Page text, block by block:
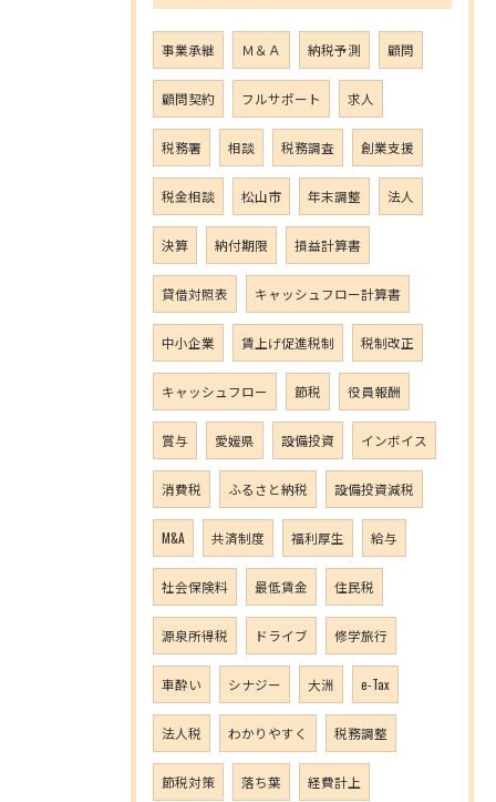
事業承継 Ｍ＆Ａ 納税予測 顧問
顧問契約 フルサポート 求人
税務署 相談 税務調査 創業支援
税金相談 松山市 年末調整 法人
決算 納付期限 損益計算書
貸借対照表 キャッシュフロー計算書
中小企業 賃上げ促進税制 税制改正
キャッシュフロー 節税 役員報酬
賞与 愛媛県 設備投資 インボイス
消費税 ふるさと納税 設備投資減税
M&A 共済制度 福利厚生 給与
社会保険料 最低賃金 住民税
源泉所得税 ドライブ 修学旅行
車酔い シナジー 大洲 e-Tax
法人税 わかりやすく 税務調整
節税対策 落ち葉 経費計上